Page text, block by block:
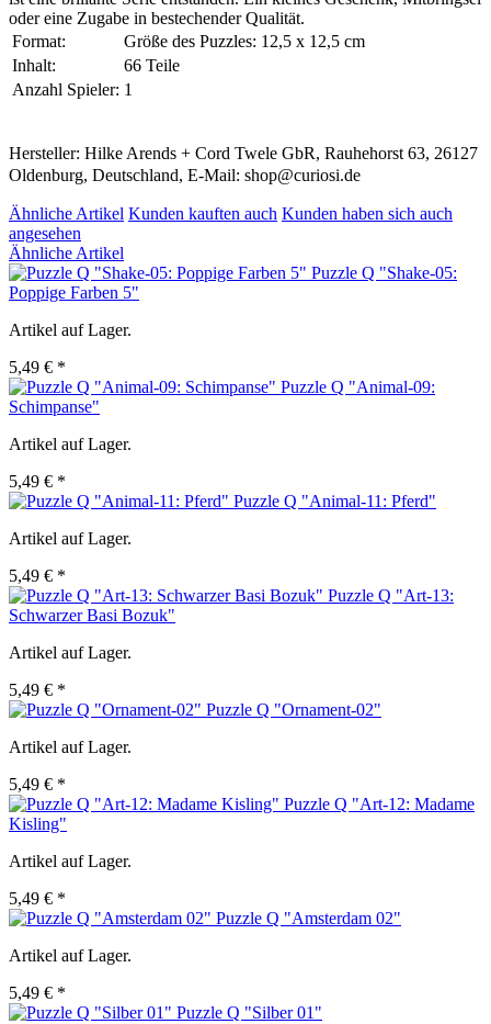
oder eine Zugabe in bestechender Qualität.
Format:
Größe des Puzzles: 12,5 x 12,5 cm
Inhalt:
66 Teile
Anzahl Spieler: 1
Hersteller: Hilke Arends + Cord Twele GbR, Rauhehorst 63, 26127
Oldenburg, Deutschland, E-Mail: shop@curiosi.de
Ähnliche Artikel Kunden kauften auch Kunden haben sich auch
angesehen
Ähnliche Artikel
Puzzle Q "Shake-05:
Poppige Farben 5"
Artikel auf Lager.
5,49 € *
Puzzle Q "Animal-09:
Schimpanse"
Artikel auf Lager.
5,49 € *
Puzzle Q "Animal-11: Pferd"
Artikel auf Lager.
5,49 € *
Puzzle Q "Art-13:
Schwarzer Basi Bozuk"
Artikel auf Lager.
5,49 € *
Puzzle Q "Ornament-02"
Artikel auf Lager.
5,49 € *
Puzzle Q "Art-12: Madame
Kisling"
Artikel auf Lager.
5,49 € *
Puzzle Q "Amsterdam 02"
Artikel auf Lager.
5,49 € *
Puzzle Q "Silber 01"